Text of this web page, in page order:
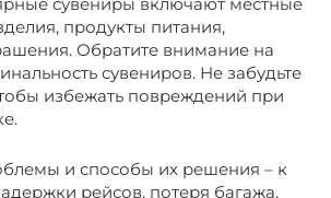
продукты питания,
Обратите внимание на
сувениров. Не забудьте
избежать повреждений при
и способы их решения – к
рейсов, потеря багажа,